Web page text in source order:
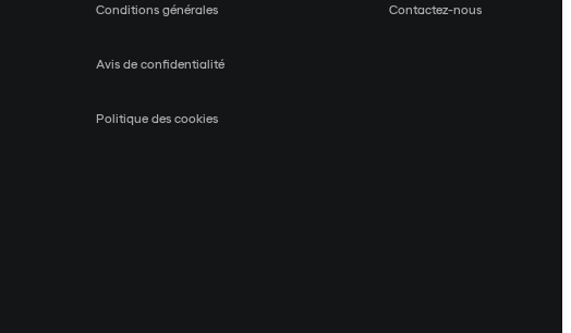
Conditions générales
Avis de confidentialité
Politique des cookies
Contactez-nous